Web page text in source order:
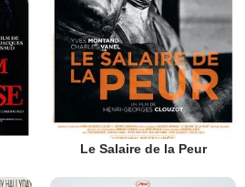
Le Salaire de la Peur